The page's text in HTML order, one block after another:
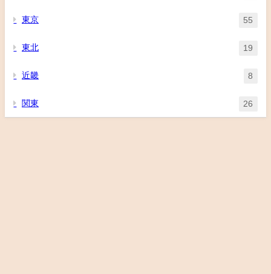
東京 55
東北 19
近畿 8
関東 26